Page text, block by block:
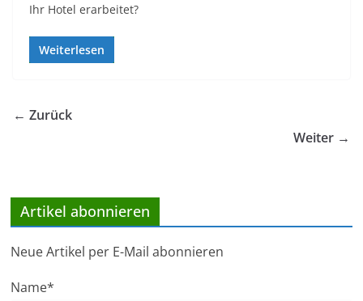
Ihr Hotel erarbeitet?
Weiterlesen
← Zurück
Weiter →
Artikel abonnieren
Neue Artikel per E-Mail abonnieren
Name*